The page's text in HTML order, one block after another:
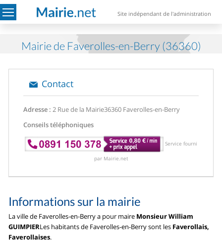
Site indépendant de l'administration
Mairie de Faverolles-en-Berry (36360)
Contact
Adresse : 2 Rue de la Mairie36360 Faverolles-en-Berry
Conseils téléphoniques
Service fourni
par Mairie.net
Informations sur la mairie
La ville de Faverolles-en-Berry a pour maire Monsieur William
GUIMPIERLes habitants de Faverolles-en-Berry sont les Faverollais,
Faverollaises.